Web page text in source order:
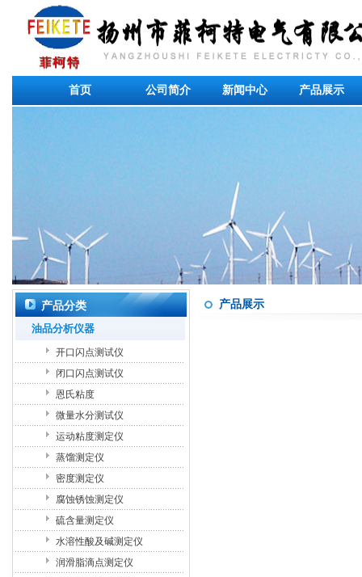
首页 公司简介 新闻中心 产品展示
产品分类
油品分析仪器
开口闪点测试仪
闭口闪点测试仪
恩氏粘度
微量水分测试仪
运动粘度测定仪
蒸馏测定仪
密度测定仪
腐蚀锈蚀测定仪
硫含量测定仪
水溶性酸及碱测定仪
润滑脂滴点测定仪
产品展示